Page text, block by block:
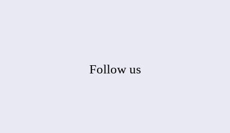
Follow us